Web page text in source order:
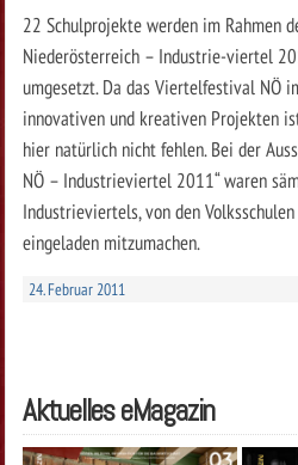
22 Schulprojekte werden im Rahmen
Niederösterreich – Industrie-viertel
umgesetzt. Da das Viertelfestival NÖ
innovativen und kreativen Projekten
hier natürlich nicht fehlen. Bei der
NÖ – Industrieviertel 2011“ waren
Industrieviertels, von den
eingeladen mitzumachen.
24. Februar 2011
Aktuelles eMagazin